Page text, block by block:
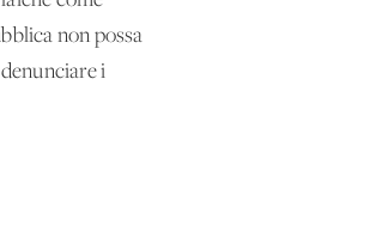
non possa
i